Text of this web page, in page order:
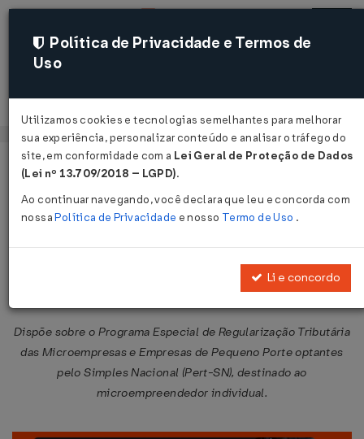
Acessar
Página Inicial Legislações
Resolução CGSN Nº 139 DE
Dispõe sobre o Programa Especial de Regularização Tributária
das Microempresas e Empresas de Pequeno Porte optantes
pelo Simples Nacional (Pert-SN), destinado ao
microempreendedor individual.
Política de Privacidade e Termos de
Uso
Utilizamos cookies e tecnologias semelhantes para melhorar
sua experiência, personalizar conteúdo e analisar o tráfego do
site, em conformidade com a Lei Geral de Proteção de Dados
(Lei nº 13.709/2018 – LGPD).
Ao continuar navegando, você declara que leu e concorda com
nossaPolítica de Privacidade e nosso Termo de Uso .
Li e concordo